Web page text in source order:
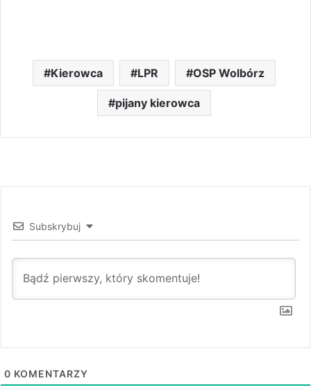
Kierowca LPR OSP Wolbórz
pijany kierowca
Subskrybuj
0 KOMENTARZY